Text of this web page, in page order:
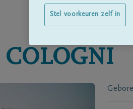
COLOGNI
Stel voorkeuren zelf in